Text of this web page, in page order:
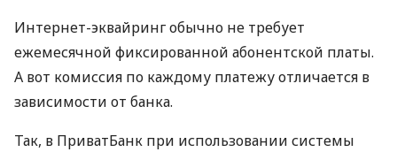
Интернет-эквайринг обычно не требует
ежемесячной фиксированной абонентской платы.
А вот комиссия по каждому платежу отличается в
зависимости от банка.
Так, в ПриватБанк при использовании системы